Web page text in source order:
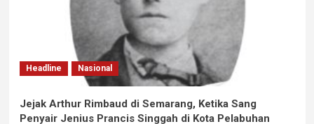
Headline Nasional
Jejak Arthur Rimbaud di Semarang, Ketika Sang
Penyair Jenius Prancis Singgah di Kota Pelabuhan